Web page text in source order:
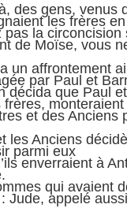
des gens, venus
les frères
pas la circoncision
de Moïse, vous
un affrontement
par Paul et
décida que Paul
et des Anciens
les Anciens
parmi eux
enverraient à
qui avaient
Jude, appelé